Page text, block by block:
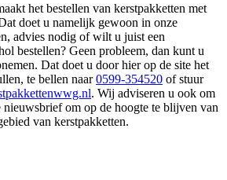
het bestellen van kerstpakketten met
doet u namelijk gewoon in onze
advies nodig of wilt u juist een
bestellen? Geen probleem, dan kunt u
Dat doet u door hier op de site het
te bellen naar0599-354520 of stuur
. Wij adviseren u ook om
om op de hoogte te blijven van
van kerstpakketten.